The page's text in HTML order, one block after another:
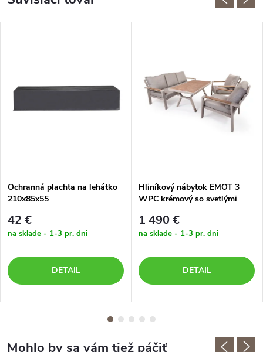
Ochranná plachta na lehátko
210x85x55
42 €
na sklade - 1-3 pr. dni
DETAIL
Hliníkový nábytok EMOT 3
WPC krémový so svetlými
1 490 €
na sklade - 1-3 pr. dni
DETAIL